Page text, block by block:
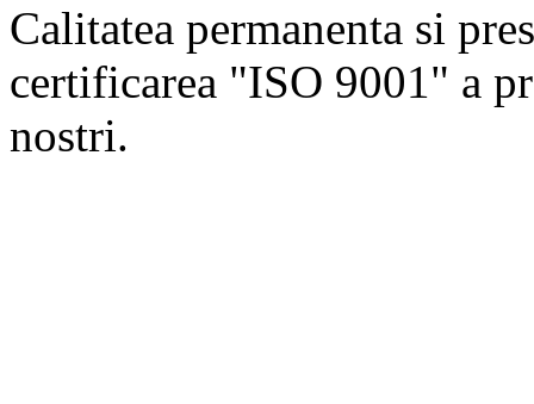
Calitatea permanenta si
certificarea "ISO 9001" a
nostri.